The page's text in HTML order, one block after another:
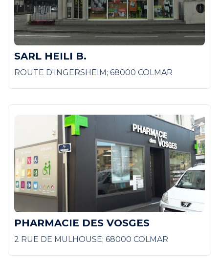
SARL HEILI B.
ROUTE D'INGERSHEIM; 68000 COLMAR
PHARMACIE DES VOSGES
2 RUE DE MULHOUSE; 68000 COLMAR